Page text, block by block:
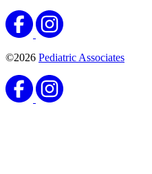
©2026 Pediatric Associates